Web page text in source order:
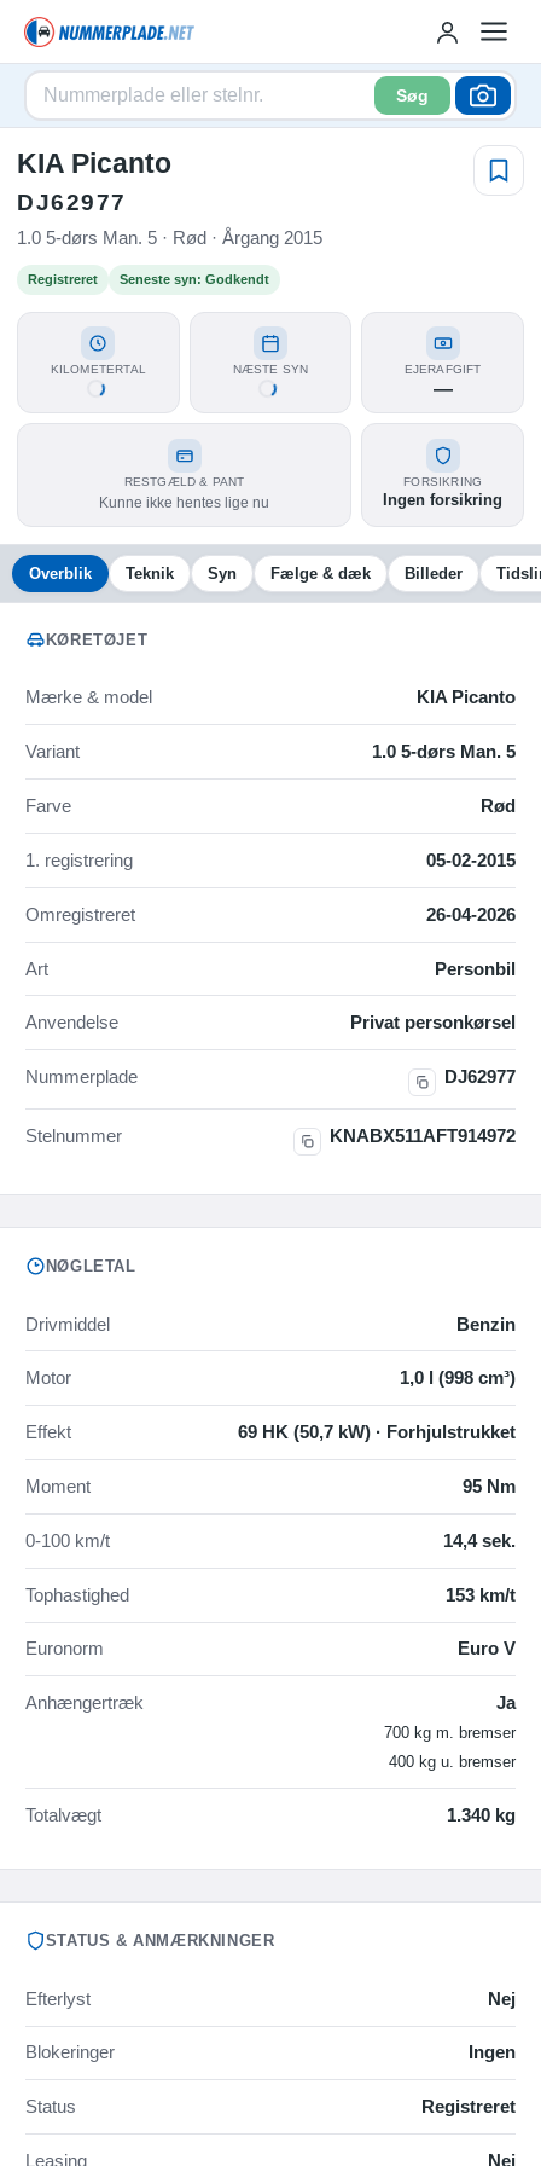
Søg
KIA Picanto
DJ62977
1.0 5-dørs Man. 5 · Rød · Årgang 2015
Registreret Seneste syn: Godkendt
KILOMETERTAL NÆSTE SYN EJERAFGIFT
—
RESTGÆLD & PANT
Kunne ikke hentes lige nu
FORSIKRING
Ingen forsikring
Overblik Teknik Syn Fælge & dæk Billeder
KØRETØJET
Mærke & model KIA Picanto
Variant 1.0 5-dørs Man. 5
Farve Rød
1. registrering 05-02-2015
Omregistreret 26-04-2026
Art Personbil
Anvendelse Privat personkørsel
Nummerplade DJ62977
Stelnummer KNABX511AFT914972
NØGLETAL
Drivmiddel Benzin
Motor 1,0 l (998 cm³)
Effekt 69 HK (50,7 kW) · Forhjulstrukket
Moment 95 Nm
0-100 km/t 14,4 sek.
Tophastighed 153 km/t
Euronorm Euro V
Anhængertræk Ja
700 kg m. bremser
400 kg u. bremser
Totalvægt 1.340 kg
STATUS & ANMÆRKNINGER
Efterlyst Nej
Blokeringer Ingen
Status Registreret
Leasing Nej